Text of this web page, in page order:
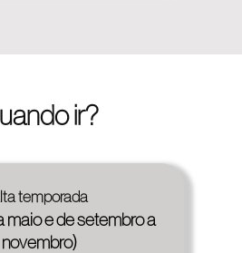
ir?
temporada
maio e de setembro a
novembro)